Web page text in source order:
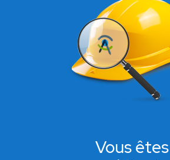
Vous êtes